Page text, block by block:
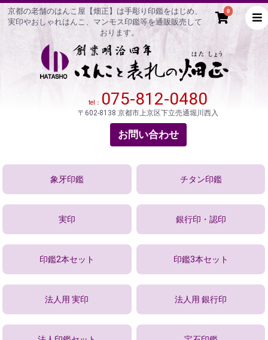
0
京都の老舗のはんこ屋【畑正】は手彫り印鑑をはじめ、
実印やおしゃれはんこ、マンモス印鑑等を通販販売して
おります。
tel： 075-812-0480
〒602-8138 京都市上京区下立売通堀川西入
お問い合わせ
象牙印鑑 チタン印鑑
実印 銀行印・認印
印鑑2本セット 印鑑3本セット
法人用 実印 法人用 銀行印